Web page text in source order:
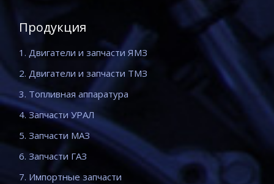
Продукция
1. Двигатели и запчасти ЯМЗ
2. Двигатели и запчасти ТМЗ
3. Топливная аппаратура
4. Запчасти УРАЛ
5. Запчасти МАЗ
6. Запчасти ГАЗ
7. Импортные запчасти